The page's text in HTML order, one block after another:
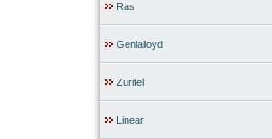
Ras
Genialloyd
Zuritel
Linear